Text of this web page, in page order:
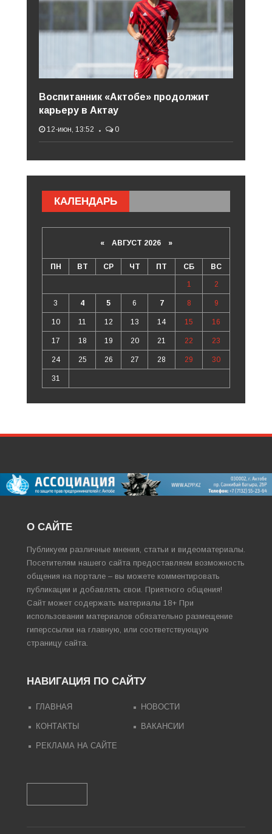
Воспитанник «Актобе» продолжит
карьеру в Актау
12-июн, 13:52 0
КАЛЕНДАРЬ
«АВГУСТ 2026 »
ПН ВТ СР ЧТ ПТ СБ ВС
1 2
3 4 5 6 7 8 9
10 11 12 13 14 15 16
17 18 19 20 21 22 23
24 25 26 27 28 29 30
31
О САЙТЕ
Публикуем различные мнения, статьи и видеоматериалы.
Посетителям нашего сайта предоставляем возможность
общения на портале – вы можете комментировать
публикации и добавлять свои. Приятного общения!
Сайт может содержать материалы 18+ При
использовании материалов обязательно размещение
гиперссылки на главную, или соответствующую
страницу сайта.
НАВИГАЦИЯ ПО САЙТУ
ГЛАВНАЯ НОВОСТИ
КОНТАКТЫ ВАКАНСИИ
РЕКЛАМА НА САЙТЕ